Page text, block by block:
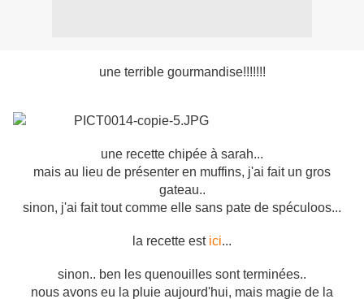
une terrible gourmandise!!!!!!!
une recette chipée à sarah...
mais au lieu de présenter en muffins, j'ai fait un gros
gateau..
sinon, j'ai fait tout comme elle sans pate de spéculoos...
la recette est ici...
sinon.. ben les quenouilles sont terminées..
nous avons eu la pluie aujourd'hui, mais magie de la